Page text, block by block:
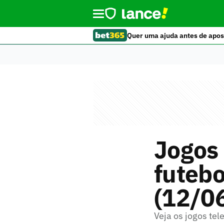
Quer uma ajuda antes de
(12/
Veja os jogos